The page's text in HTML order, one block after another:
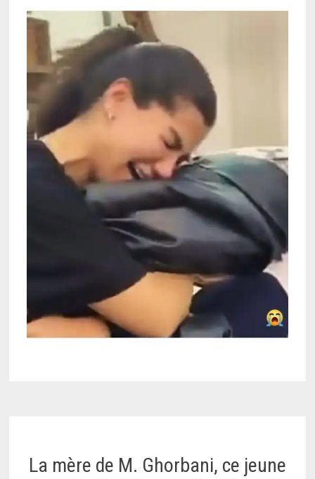
La mère de M. Ghorbani, ce jeune